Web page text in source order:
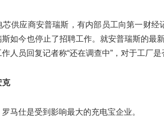
供应商安普瑞斯，有内部员工向第一财经
如今也停止了招聘工作。就安普瑞斯的最
人员回复记者称“还在调查中”，对于工厂是
克
马仕是受到影响最大的充电宝企业。